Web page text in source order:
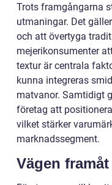
Trots framgångarna
utmaningar. Det
och att övertyga
mejerikonsumenter
textur är centrala
kunna integreras
matvanor. Samtidigt
företag att
vilket stärker
marknadssegment.
Vägen framåt